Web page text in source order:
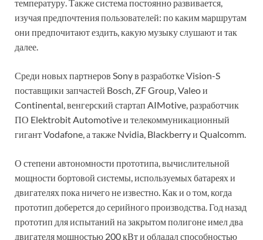
температуру. Также система постоянно развивается,
изучая предпочтения пользователей: по каким маршрутам
они предпочитают ездить, какую музыку слушают и так
далее.
Среди новых партнеров Sony в разработке Vision-S
поставщики запчастей Bosch, ZF Group, Valeo и
Continental, венгерский стартап AIMotive, разработчик
ПО Elektrobit Automotive и телекоммуникационный
гигант Vodafone, а также Nvidia, Blackberry и Qualcomm.
О степени автономности прототипа, вычислительной
мощности бортовой системы, используемых батареях и
двигателях пока ничего не известно. Как и о том, когда
прототип доберется до серийного производства. Год назад
прототип для испытаний на закрытом полигоне имел два
двигателя мощностью 200 кВт и обладал способностью